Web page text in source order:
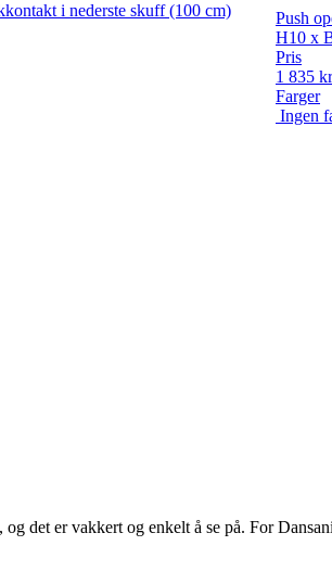
i nederste skuff (100 cm)
Push
H10 x
Pris
1 835 kr
Farger
Ingen
det er vakkert og enkelt å se på. For